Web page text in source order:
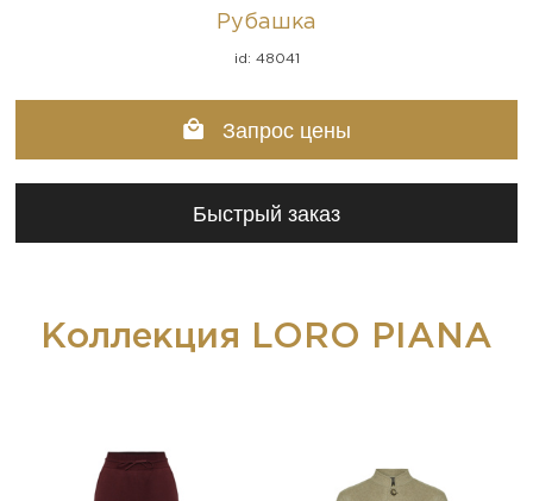
Рубашка
id: 48041
Запрос цены
Быстрый заказ
Коллекция LORO PIANA